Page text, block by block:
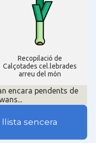
Recopilació de
Calçotades cel.lebrades
arreu del món
encara pendents de
sencera